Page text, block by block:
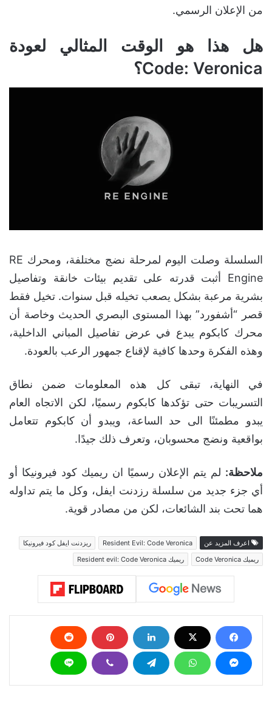
من الإعلان الرسمي.
هل هذا هو الوقت المثالي لعودة
Code: Veronica؟
السلسلة وصلت اليوم لمرحلة نضج مختلفة، ومحرك RE
Engine أثبت قدرته على تقديم بيئات خانقة وتفاصيل
بشرية مرعبة بشكل يصعب تخيله قبل سنوات. تخيل فقط
قصر “أشفورد” بهذا المستوى البصري الحديث وخاصة أن
محرك كابكوم يبدع في عرض تفاصيل المباني الداخلية،
وهذه الفكرة وحدها كافية لإقناع جمهور الرعب بالعودة.
في النهاية، تبقى كل هذه المعلومات ضمن نطاق
التسريبات حتى تؤكدها كابكوم رسميًا، لكن الاتجاه العام
يبدو مطمئنًا الى حد الساعة، ويبدو أن كابكوم تتعامل
بواقعية ونضج محسوبان، وتعرف ذلك جيدًا.
ملاحظة: لم يتم الإعلان رسميًا ان ريميك كود فيرونيكا أو
أي جزء جديد من سلسلة رزدنت ايفل، وكل ما يتم تداوله
هما تحت بند الشائعات، لكن من مصادر قوية.
اعرف المزيد عن Resident Evil: Code Veronica
ريزدنت ايفل كود فيرونيكا
ريميك Code Veronica
ريميك Resident evil: Code Veronica